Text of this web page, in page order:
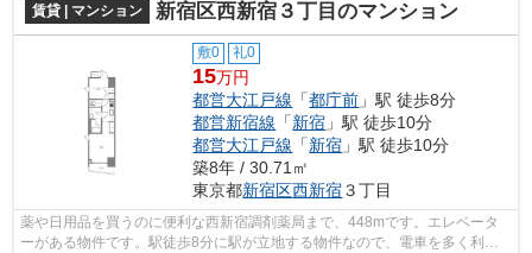
賃貸 | マンション 新宿区西新宿３丁目のマンション
敷0 礼0
15万円
都営大江戸線 「都庁前 」駅 徒歩8分
都営新宿線 「新宿 」駅 徒歩10分
都営大江戸線 「新宿 」駅 徒歩10分
築8年 / 30.71㎡
東京都新宿区西新宿３丁目
薬や日用品を買うのに便利な西新宿調剤薬局まで、448mです。エレベータ
ーがある物件です。駅徒歩8分に駅が立地する物件なので、電車を多く利用